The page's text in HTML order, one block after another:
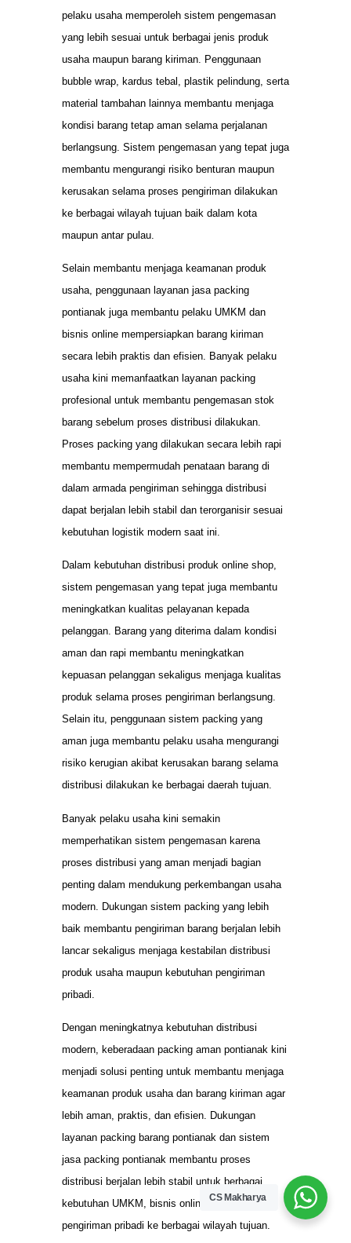
pelaku usaha memperoleh sistem pengemasan
yang lebih sesuai untuk berbagai jenis produk
usaha maupun barang kiriman. Penggunaan
bubble wrap, kardus tebal, plastik pelindung, serta
material tambahan lainnya membantu menjaga
kondisi barang tetap aman selama perjalanan
berlangsung. Sistem pengemasan yang tepat juga
membantu mengurangi risiko benturan maupun
kerusakan selama proses pengiriman dilakukan
ke berbagai wilayah tujuan baik dalam kota
maupun antar pulau.
Selain membantu menjaga keamanan produk
usaha, penggunaan layanan jasa packing
pontianak juga membantu pelaku UMKM dan
bisnis online mempersiapkan barang kiriman
secara lebih praktis dan efisien. Banyak pelaku
usaha kini memanfaatkan layanan packing
profesional untuk membantu pengemasan stok
barang sebelum proses distribusi dilakukan.
Proses packing yang dilakukan secara lebih rapi
membantu mempermudah penataan barang di
dalam armada pengiriman sehingga distribusi
dapat berjalan lebih stabil dan terorganisir sesuai
kebutuhan logistik modern saat ini.
Dalam kebutuhan distribusi produk online shop,
sistem pengemasan yang tepat juga membantu
meningkatkan kualitas pelayanan kepada
pelanggan. Barang yang diterima dalam kondisi
aman dan rapi membantu meningkatkan
kepuasan pelanggan sekaligus menjaga kualitas
produk selama proses pengiriman berlangsung.
Selain itu, penggunaan sistem packing yang
aman juga membantu pelaku usaha mengurangi
risiko kerugian akibat kerusakan barang selama
distribusi dilakukan ke berbagai daerah tujuan.
Banyak pelaku usaha kini semakin
memperhatikan sistem pengemasan karena
proses distribusi yang aman menjadi bagian
penting dalam mendukung perkembangan usaha
modern. Dukungan sistem packing yang lebih
baik membantu pengiriman barang berjalan lebih
lancar sekaligus menjaga kestabilan distribusi
produk usaha maupun kebutuhan pengiriman
pribadi.
Dengan meningkatnya kebutuhan distribusi
modern, keberadaan packing aman pontianak kini
menjadi solusi penting untuk membantu menjaga
keamanan produk usaha dan barang kiriman agar
lebih aman, praktis, dan efisien. Dukungan
layanan packing barang pontianak dan sistem
jasa packing pontianak membantu proses
distribusi berjalan lebih stabil untuk berbagai
kebutuhan UMKM, bisnis online, maupun
pengiriman pribadi ke berbagai wilayah tujuan.
CS Makharya